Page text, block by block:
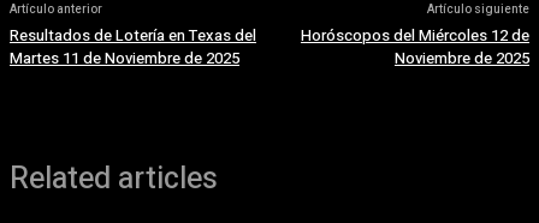
Artículo anterior
Resultados de Lotería en Texas del
Martes 11 de Noviembre de 2025
Artículo siguiente
Horóscopos del Miércoles 12 de
Noviembre de 2025
Related articles